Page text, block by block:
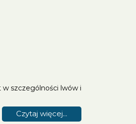
w szczególności lwów i
Czytaj więcej...